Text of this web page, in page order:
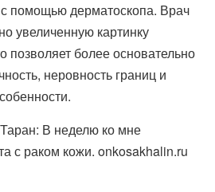
помощью дерматоскопа. Врач
увеличенную картинку
позволяет более основательно
неровность границ и
В неделю ко мне
с раком кожи. onkosakhalin.ru